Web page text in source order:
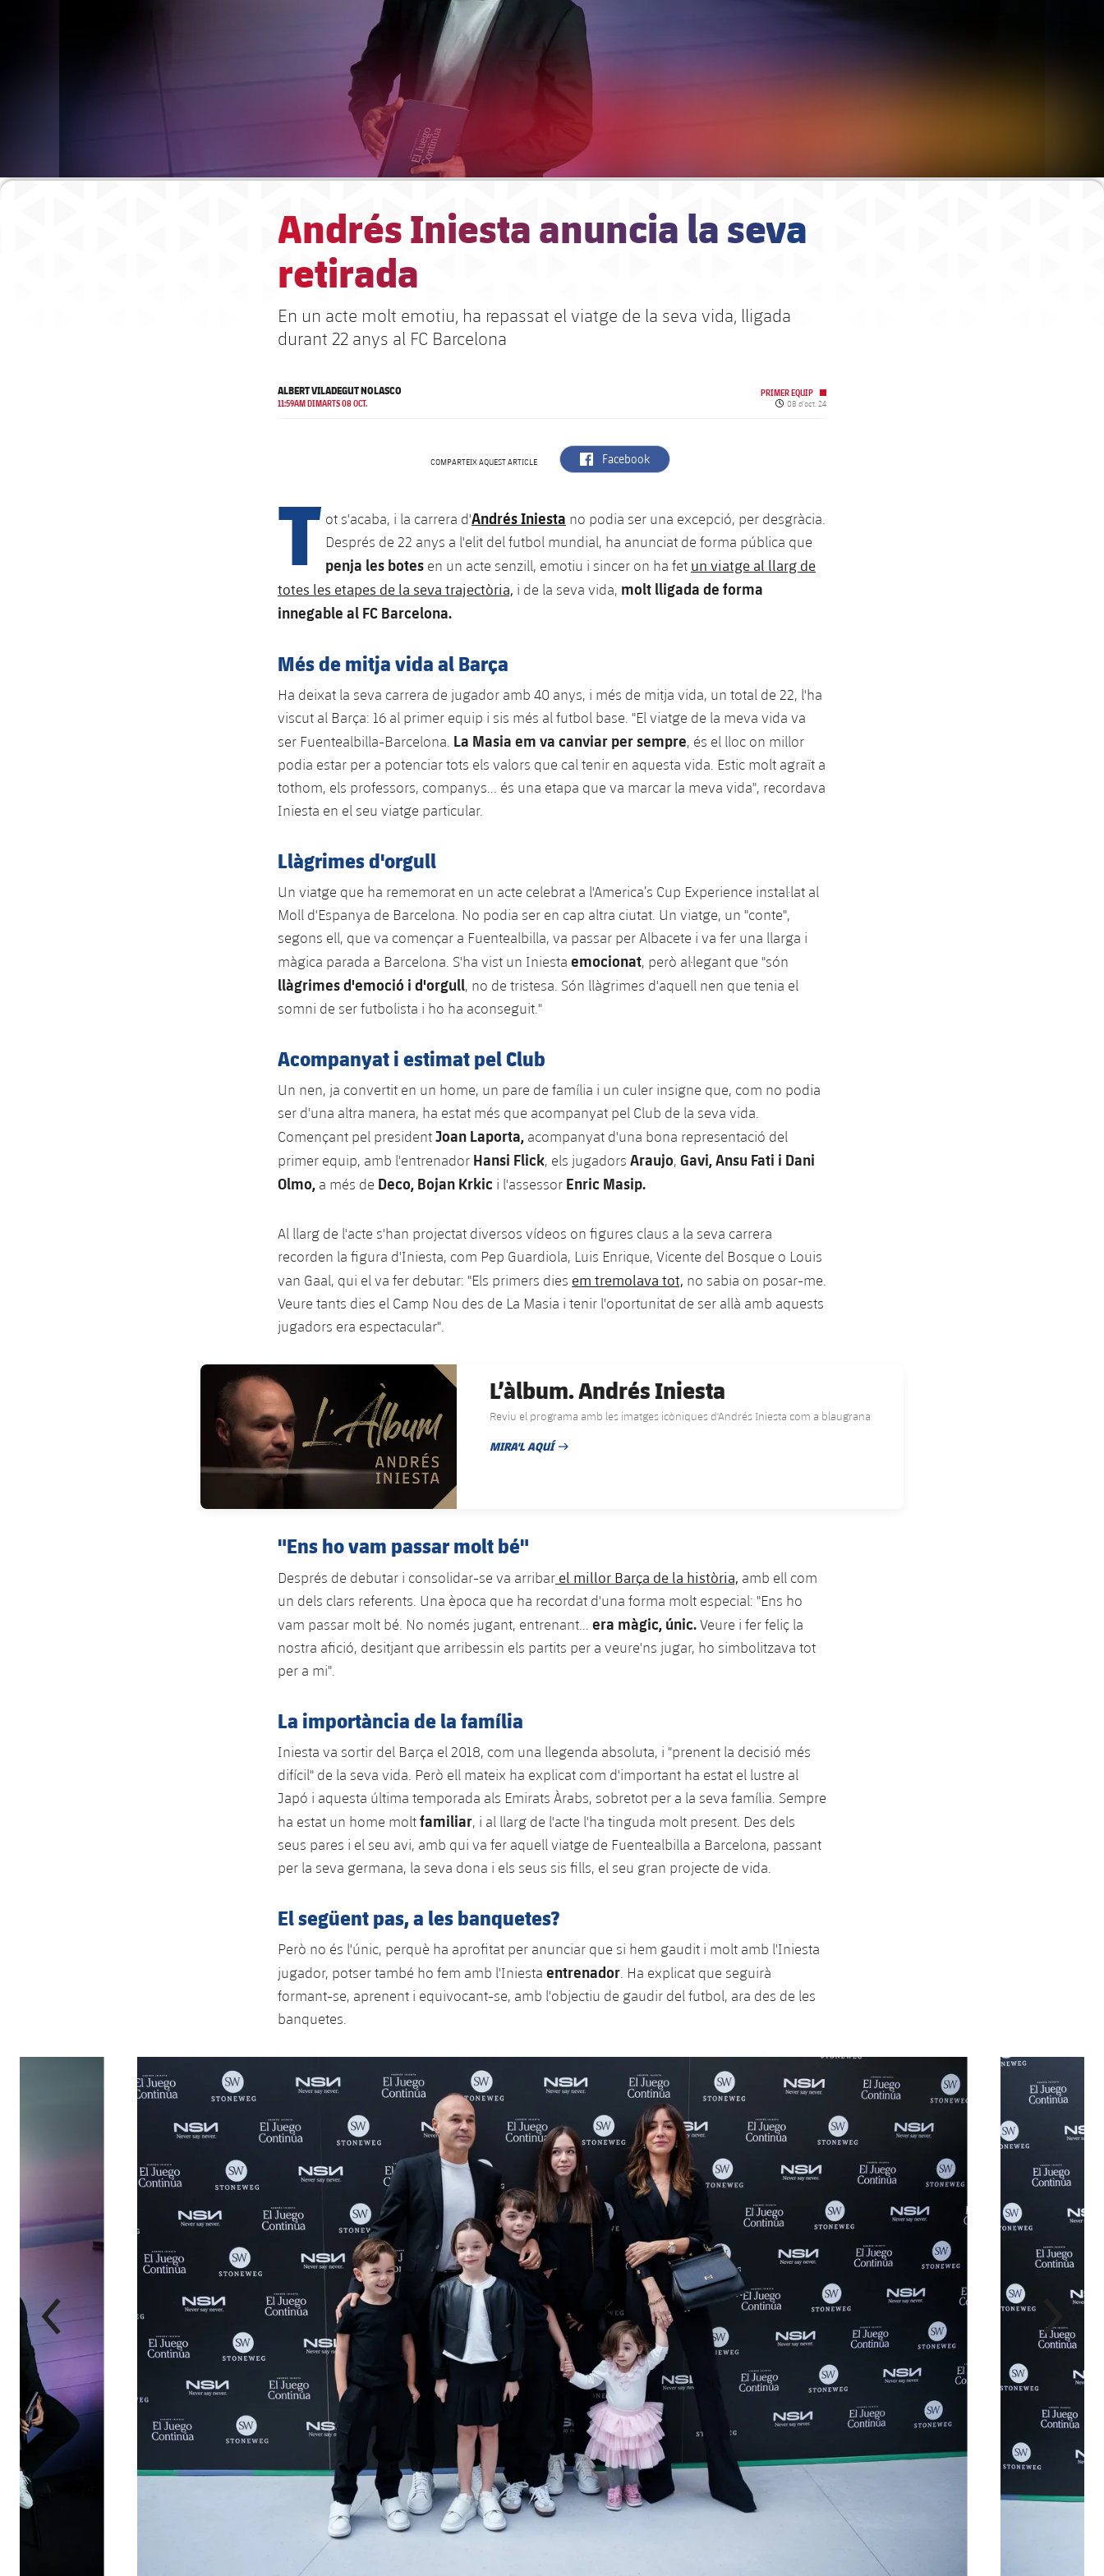
Andrés Iniesta anuncia la seva
retirada
En un acte molt emotiu, ha repassat el viatge de la seva vida, lligada
durant 22 anys al FC Barcelona
ALBERT VILADEGUT NOLASCO
11:59AM DIMARTS 08 OCT.
PRIMER EQUIP
Data de publicació
08 d’oct. 24
COMPARTEIX AQUEST ARTICLE label.aria.facebook
Facebook
T ot s'acaba, i la carrera d'Andrés Iniesta no podia ser una excepció, per desgràcia.
Després de 22 anys a l'elit del futbol mundial, ha anunciat de forma pública que
penja les botes en un acte senzill, emotiu i sincer on ha fet un viatge al llarg de
totes les etapes de la seva trajectòria, i de la seva vida, molt lligada de forma
innegable al FC Barcelona.
Més de mitja vida al Barça
Ha deixat la seva carrera de jugador amb 40 anys, i més de mitja vida, un total de 22, l'ha
viscut al Barça: 16 al primer equip i sis més al futbol base. "El viatge de la meva vida va
ser Fuentealbilla-Barcelona. La Masia em va canviar per sempre, és el lloc on millor
podia estar per a potenciar tots els valors que cal tenir en aquesta vida. Estic molt agraït a
tothom, els professors, companys... és una etapa que va marcar la meva vida", recordava
Iniesta en el seu viatge particular.
Llàgrimes d'orgull
Un viatge que ha rememorat en un acte celebrat a l'America’s Cup Experience instal·lat al
Moll d'Espanya de Barcelona. No podia ser en cap altra ciutat. Un viatge, un "conte",
segons ell, que va començar a Fuentealbilla, va passar per Albacete i va fer una llarga i
màgica parada a Barcelona. S'ha vist un Iniesta emocionat, però al·legant que "són
llàgrimes d'emoció i d'orgull, no de tristesa. Són llàgrimes d'aquell nen que tenia el
somni de ser futbolista i ho ha aconseguit."
Acompanyat i estimat pel Club
Un nen, ja convertit en un home, un pare de família i un culer insigne que, com no podia
ser d'una altra manera, ha estat més que acompanyat pel Club de la seva vida.
Començant pel presidentJoan Laporta, acompanyat d'una bona representació del
primer equip, amb l'entrenador Hansi Flick, els jugadors Araujo, Gavi, Ansu Fati i Dani
Olmo, a més de Deco, Bojan Krkic i l'assessor Enric Masip.
Al llarg de l'acte s'han projectat diversos vídeos on figures claus a la seva carrera
recorden la figura d'Iniesta, com Pep Guardiola, Luis Enrique, Vicente del Bosque o Louis
van Gaal, qui el va fer debutar: "Els primers dies em tremolava tot, no sabia on posar-me.
Veure tants dies el Camp Nou des de La Masia i tenir l'oportunitat de ser allà amb aquests
jugadors era espectacular".
FC Barcelona club badge
L’àlbum. Andrés Iniesta
Reviu el programa amb les imatges icòniques d'Andrés Iniesta com a blaugrana
MIRA'L AQUÍ
DATA DE PUBLICACIÓ
"Ens ho vam passar molt bé"
Després de debutar i consolidar-se va arribar el millor Barça de la història, amb ell com
un dels clars referents. Una època que ha recordat d'una forma molt especial: "Ens ho
vam passar molt bé. No només jugant, entrenant... era màgic, únic.Veure i fer feliç la
nostra afició, desitjant que arribessin els partits per a veure'ns jugar, ho simbolitzava tot
per a mi".
La importància de la família
Iniesta va sortir del Barça el 2018, com una llegenda absoluta, i "prenent la decisió més
difícil" de la seva vida. Però ell mateix ha explicat com d'important ha estat el lustre al
Japó i aquesta última temporada als Emirats Àrabs, sobretot per a la seva família. Sempre
ha estat un home moltfamiliar, i al llarg de l'acte l'ha tinguda molt present. Des dels
seus pares i el seu avi, amb qui va fer aquell viatge de Fuentealbilla a Barcelona, passant
per la seva germana, la seva dona i els seus sis fills, el seu gran projecte de vida.
El següent pas, a les banquetes?
Però no és l'únic, perquè ha aprofitat per anunciar que si hem gaudit i molt amb l'Iniesta
jugador, potser també ho fem amb l'Iniesta entrenador . Ha explicat que seguirà
formant-se, aprenent i equivocant-se, amb l'objectiu de gaudir del futbol, ara des de les
banquetes.
Següent